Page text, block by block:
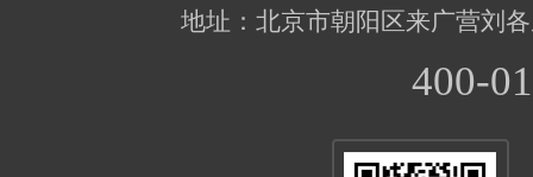
地址：北京市朝阳区来广营刘
400-